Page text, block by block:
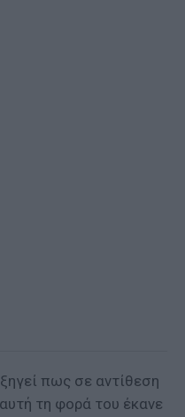
πως σε αντίθεση
τη φορά του έκανε